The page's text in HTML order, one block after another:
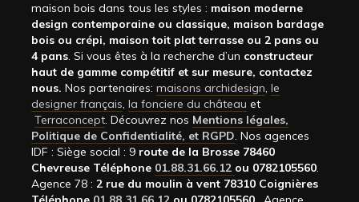
maison bois dans tous les styles : maison moderne
design contemporaine ou classique, maison bardage
bois ou crépi, maison toit plat terrasse ou 2 pans ou
4 pans. Si vous êtes à la recherche d’un constructeur
haut de gamme compétitif et sur mesure, contactez
nous. Nos partenaires: maisons archidesign, le
designer français, la fonciere du château et
Terraconcept. Découvrez nos Mentions légales,
Politique de Confidentialité, et RGPD. Nos agences
IDF : Siège social : 9 route de la Brosse 78460
Chevreuse Téléphone 01.88.31.66.12 ou 0782105560.
Agence 78 : 2 rue du moulin à vent 78310 Coignières